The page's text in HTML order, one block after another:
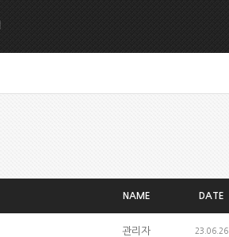
NAME DATE
관리자 23.06.26